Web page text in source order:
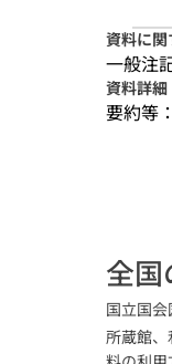
資料に
一般注
資料詳細
要約等：
全
国立国
所蔵館